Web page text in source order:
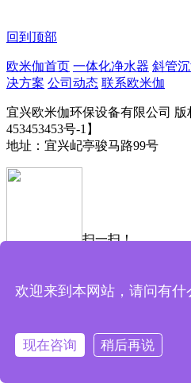
回到顶部
欧米伽首页 一体化净水器 斜管
决方案 公司动态 联系欧米伽
宜兴欧米伽环保设备有限公司
453453453号-1】
地址：宜兴屺亭骏马路99号
扫一扫！
欢迎来到本网站，请问有什
现在咨询 稍后再说